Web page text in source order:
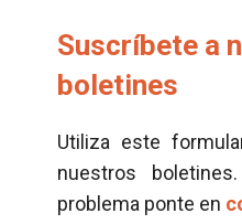
Suscríbete a
boletines
Utiliza este
nuestros
problema ponte en